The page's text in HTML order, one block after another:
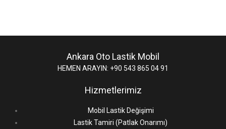
Ankara Oto Lastik Mobil
HEMEN ARAYIN: +90 543 865 04 91
Hizmetlerimiz
Mobil Lastik Değişimi
Lastik Tamiri (Patlak Onarımı)